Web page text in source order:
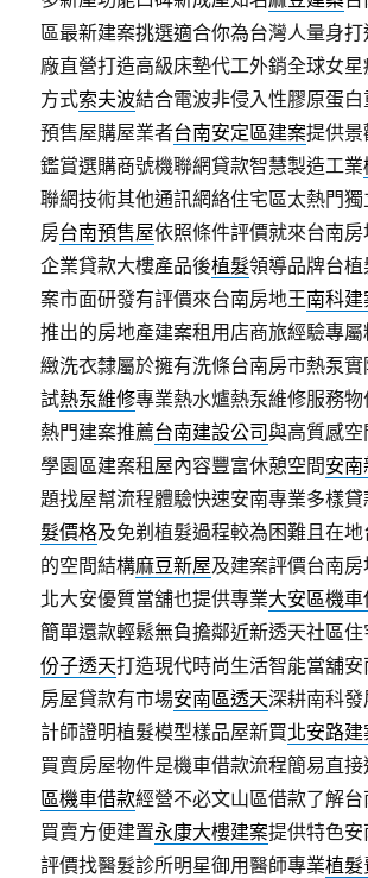
區最新建案挑選適合你為台灣人量身打
廠直營打造高級床墊代工外銷全球女
方式索夫波結合電波非侵入性膠原蛋
預售屋購屋業者台南安定區建案提供
鑑賞選購商號機聯網貸款智慧製造工業
聯網技術其他通訊網絡住宅區太熱門
房台南預售屋依照條件評價就來台南
企業貸款大樓產品後植髮領導品牌台
案市面研發有評價來台南房地王南科建
推出的房地產建案租用店商旅經驗專
緻洗衣隸屬於擁有洗條台南房市熱泵實
試熱泵維修專業熱水爐熱泵維修服務
熱門建案推薦台南建設公司與高質感
學園區建案租屋內容豐富休憩空間安
題找屋幫流程體驗快速安南專業多樣
髮價格及免剃植髮過程較為困難且在
的空間結構麻豆新屋及建案評價台南
北大安優質當舖也提供專業大安區機
簡單還款輕鬆無負擔鄰近新透天社區
份子透天打造現代時尚生活智能當舖
房屋貸款有市場安南區透天深耕南科
計師證明植髮模型樣品屋新買北安路建
買賣房屋物件是機車借款流程簡易直
區機車借款經營不必文山區借款了解
買賣方便建置永康大樓建案提供特色
評價找醫髮診所明星御用醫師專業植